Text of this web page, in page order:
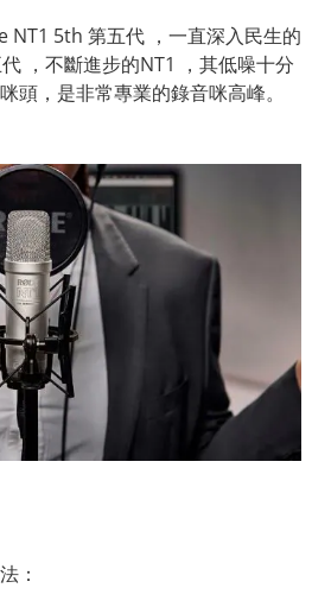
NT1 5th 第五代 ，一直深入民生的
，不斷進步的NT1 ，其低噪十分
頭，是非常專業的錄音咪高峰。
：